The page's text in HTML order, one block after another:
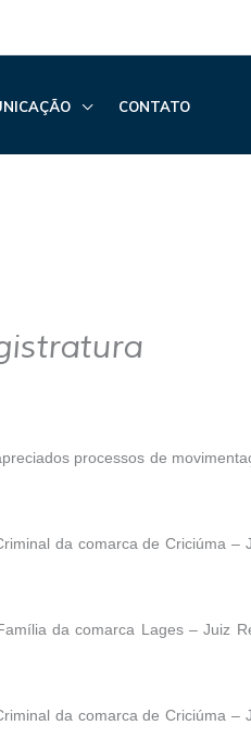
CONTATO
processos de
da comarca de Criciúma –
da comarca Lages – Juiz
da comarca de Criciúma –